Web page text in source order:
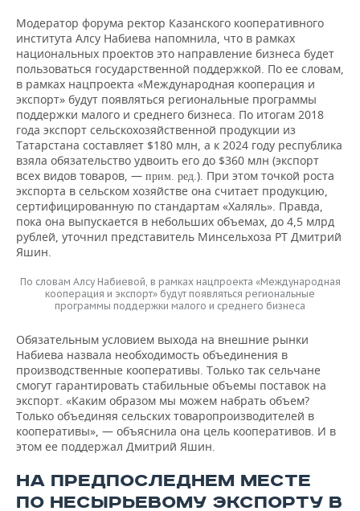
Модератор форума ректор Казанского кооперативного
института Алсу Набиева напомнила, что в рамках
национальных проектов это направление бизнеса будет
пользоваться государственной поддержкой. По ее словам,
в рамках нацпроекта «Международная кооперация и
экспорт» будут появляться региональные программы
поддержки малого и среднего бизнеса. По итогам 2018
года экспорт сельскохозяйственной продукции из
Татарстана составляет $180 млн, а к 2024 году республика
взяла обязательство удвоить его до $360 млн (экспорт
всех видов товаров, — прим. ред.). При этом точкой роста
экспорта в сельском хозяйстве она считает продукцию,
сертифицированную по стандартам «Халяль». Правда,
пока она выпускается в небольших объемах, до 4,5 млрд
рублей, уточнил представитель Минсельхоза РТ Дмитрий
Яшин.
По словам Алсу Набиевой, в рамках нацпроекта «Международная
кооперация и экспорт» будут появляться региональные
программы поддержки малого и среднего бизнеса
Обязательным условием выхода на внешние рынки
Набиева назвала необходимость объединения в
производственные кооперативы. Только так сельчане
смогут гарантировать стабильные объемы поставок на
экспорт. «Каким образом мы можем набрать объем?
Только объединяя сельских товаропроизводителей в
кооперативы», — объяснила она цель кооперативов. И в
этом ее поддержал Дмитрий Яшин.
НА ПРЕДПОСЛЕДНЕМ МЕСТЕ
ПО НЕСЫРЬЕВОМУ ЭКСПОРТУ В